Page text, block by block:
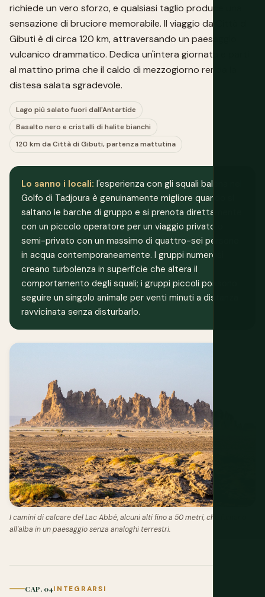
richiede un vero sforzo, e qualsiasi taglio produce una
sensazione di bruciore memorabile. Il viaggio da Città di
Gibuti è di circa 120 km, attraversando un paesaggio
vulcanico drammatico. Dedica un'intera giornata e parti
al mattino prima che il caldo di mezzogiorno renda la
distesa salata sgradevole.
Lago più salato fuori dall'Antartide
Basalto nero e cristalli di halite bianchi
120 km da Città di Gibuti, partenza mattutina
Lo sanno i locali: l'esperienza con gli squali balena nel
Golfo di Tadjoura è genuinamente migliore quando si
saltano le barche di gruppo e si prenota direttamente
con un piccolo operatore per un viaggio privato o
semi-privato con un massimo di quattro-sei persone
in acqua contemporaneamente. I gruppi numerosi
creano turbolenza in superficie che altera il
comportamento degli squali; i gruppi piccoli possono
seguire un singolo animale per venti minuti a distanza
ravvicinata senza disturbarlo.
I camini di calcare del Lac Abbé, alcuni alti fino a 50 metri, che fumano
all'alba in un paesaggio senza analoghi terrestri.
CAP. 04INTEGRARSI